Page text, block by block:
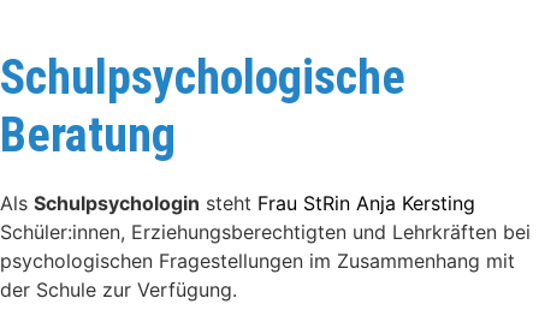
Schulpsychologische
Beratung
Als Schulpsychologin steht Frau StRin Anja Kersting
Schüler:innen, Erziehungsberechtigten und Lehrkräften bei
psychologischen Fragestellungen im Zusammenhang mit
der Schule zur Verfügung.